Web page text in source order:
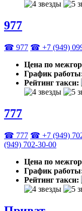
977
☎ 977 ☎ +7 (949)
Цена по
График
Рейтинг такси:
777
☎ 777 ☎ +7 (949)
(949) 702-30-00
Цена по
График
Рейтинг такси: